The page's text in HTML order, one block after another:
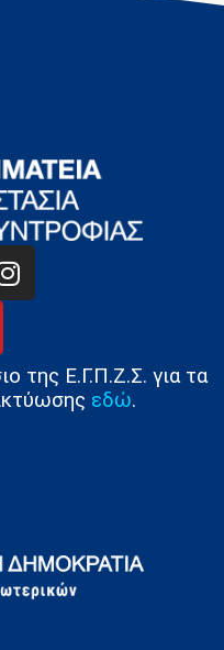
της Ε.Γ.Π.Ζ.Σ. για τα
εδώ.